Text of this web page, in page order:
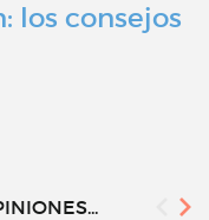
los consejos